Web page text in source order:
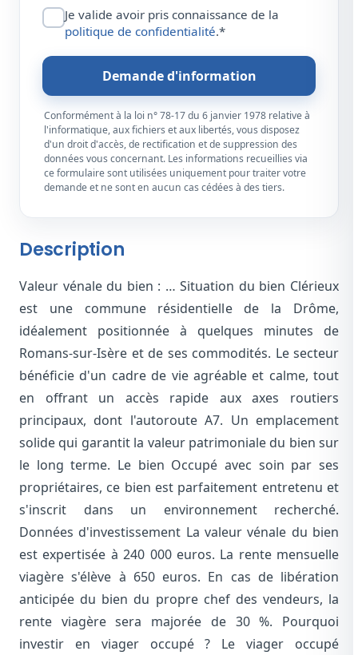
Je valide avoir pris connaissance de la
politique de confidentialité.*
Demande d'information
Conformément à la loi n° 78-17 du 6 janvier 1978 relative à
l'informatique, aux fichiers et aux libertés, vous disposez
d'un droit d'accès, de rectification et de suppression des
données vous concernant. Les informations recueillies via
ce formulaire sont utilisées uniquement pour traiter votre
demande et ne sont en aucun cas cédées à des tiers.
Description
Valeur vénale du bien : … Situation du bien Clérieux
est une commune résidentielle de la Drôme,
idéalement positionnée à quelques minutes de
Romans-sur-Isère et de ses commodités. Le secteur
bénéficie d'un cadre de vie agréable et calme, tout
en offrant un accès rapide aux axes routiers
principaux, dont l'autoroute A7. Un emplacement
solide qui garantit la valeur patrimoniale du bien sur
le long terme. Le bien Occupé avec soin par ses
propriétaires, ce bien est parfaitement entretenu et
s'inscrit dans un environnement recherché.
Données d'investissement La valeur vénale du bien
est expertisée à 240 000 euros. La rente mensuelle
viagère s'élève à 650 euros. En cas de libération
anticipée du bien du propre chef des vendeurs, la
rente viagère sera majorée de 30 %. Pourquoi
investir en viager occupé ? Le viager occupé